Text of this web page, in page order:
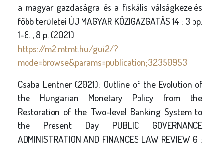
a magyar gazdaságra és a fiskális válságkezelés
főbb területei ÚJ MAGYAR KÖZIGAZGATÁS 14 : 3 pp.
1-8. , 8 p. (2021)
https://m2.mtmt.hu/gui2/?
mode=browse&params=publication;32350953
Csaba Lentner (2021): Outline of the Evolution of
the Hungarian Monetary Policy from the
Restoration of the Two-level Banking System to
the Present Day PUBLIC GOVERNANCE
ADMINISTRATION AND FINANCES LAW REVIEW 6 :